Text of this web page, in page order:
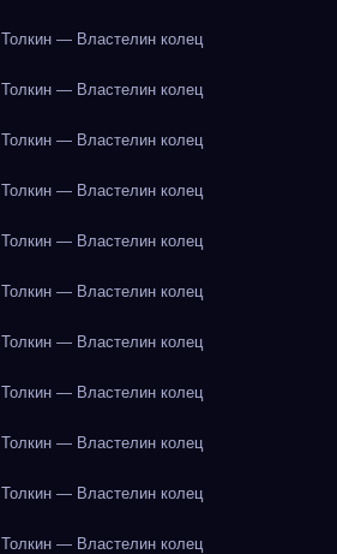
— Властелин колец
— Властелин колец
— Властелин колец
— Властелин колец
— Властелин колец
— Властелин колец
— Властелин колец
— Властелин колец
— Властелин колец
— Властелин колец
— Властелин колец